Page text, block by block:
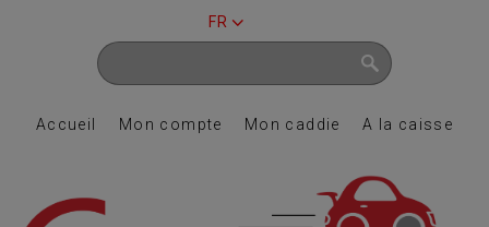
FR
Accueil Mon compte Mon caddie A la caisse